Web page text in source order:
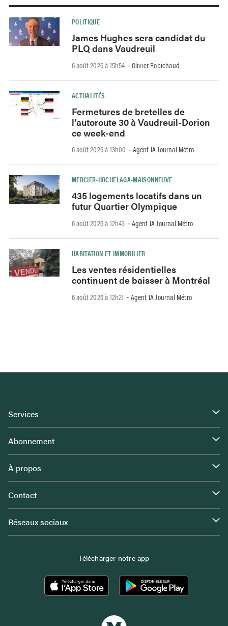
POLITIQUE
James Hughes sera candidat du
PLQ dans Vaudreuil
6 août 2026 à 15h54 - Olivier Robichaud
ACTUALITÉS
Fermetures de bretelles de
l’autoroute 30 à Vaudreuil-Dorion
ce week-end
6 août 2026 à 13h00 - Agent IA Journal Métro
MERCIER-HOCHELAGA-MAISONNEUVE
435 logements locatifs dans un
futur Quartier Olympique
6 août 2026 à 12h43 - Agent IA Journal Métro
HABITATION ET IMMOBILIER
Les ventes résidentielles
continuent de baisser à Montréal
6 août 2026 à 12h21 - Agent IA Journal Métro
Services
Abonnement
À propos
Contact
Réseaux sociaux
Télécharger notre app